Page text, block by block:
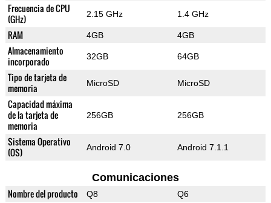
Frecuencia de CPU
(GHz)
2.15 GHz 1.4 GHz
RAM 4GB 4GB
Almacenamiento
incorporado
32GB 64GB
Tipo de tarjeta de
memoria
MicroSD MicroSD
Capacidad máxima
de la tarjeta de
memoria
256GB 256GB
Sistema Operativo
(OS)
Android 7.0 Android 7.1.1
Comunicaciones
Nombre del producto Q8 Q6